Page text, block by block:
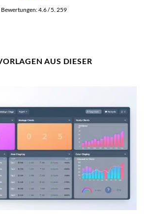
Bewertungen:4.6/ 5. 259
AUS DIESER